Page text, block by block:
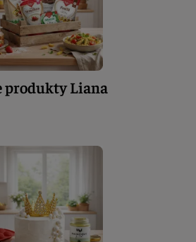
produkty Liana